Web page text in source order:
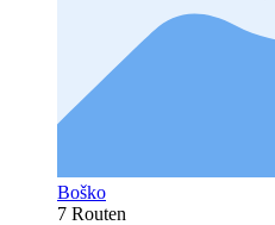
Boško
7 Routen